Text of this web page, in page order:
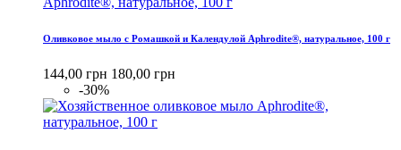
Оливковое мыло с Ромашкой и Календулой Aphrodite®, натуральное, 100 г
144,00 грн 180,00 грн
-30%